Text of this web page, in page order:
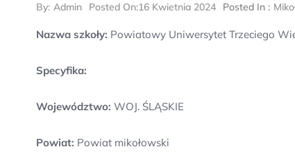
By: Admin Posted On:16 Kwietnia 2024 Posted In :
Nazwa szkoły: Powiatowy Uniwersytet Trzeciego
Specyfika:
Województwo: WOJ. ŚLĄSKIE
Powiat: Powiat mikołowski